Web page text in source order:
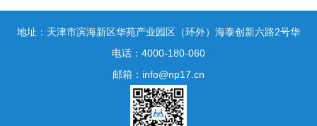
地址：天津市滨海新区华苑产业园区（环外）海泰创新六路2号华
鼎新区一号3号楼1门10层
电话：4000-180-060
邮箱：info@np17.cn